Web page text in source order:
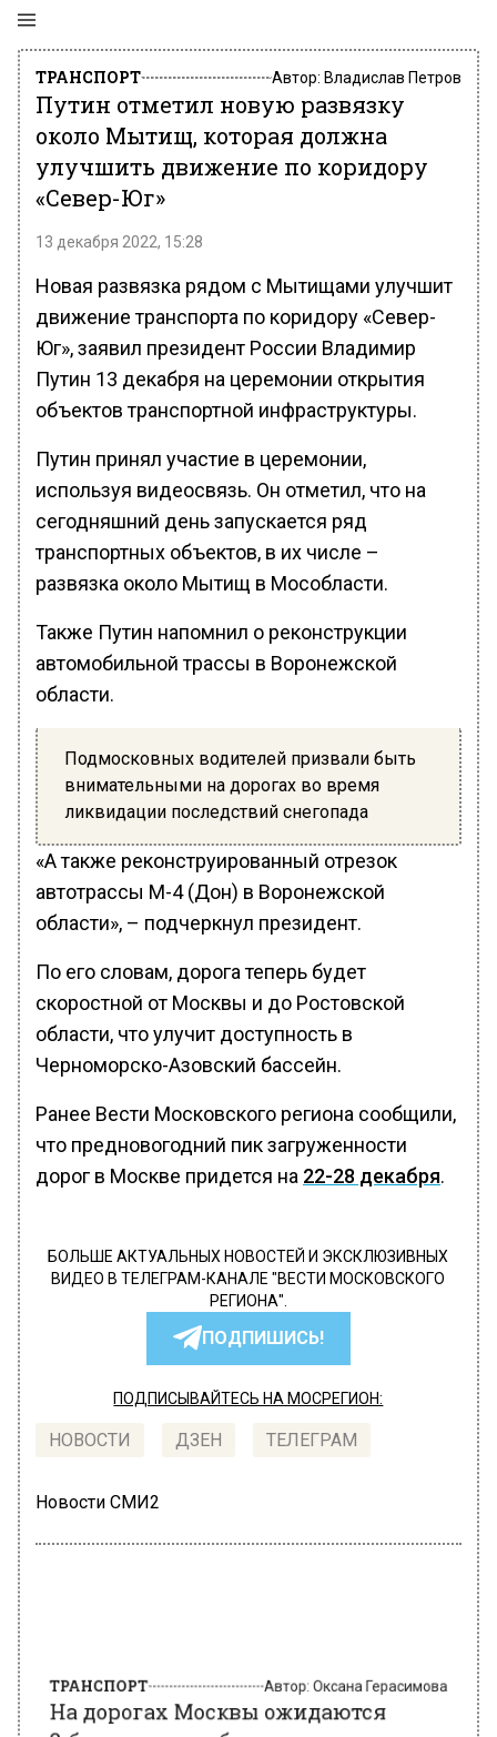
ТРАНСПОРТ Автор: Владислав Петров
Путин отметил новую развязку
около Мытищ, которая должна
улучшить движение по коридору
«Север-Юг»
13 декабря 2022, 15:28
Новая развязка рядом с Мытищами улучшит
движение транспорта по коридору «Север-
Юг», заявил президент России Владимир
Путин 13 декабря на церемонии открытия
объектов транспортной инфраструктуры.
Путин принял участие в церемонии,
используя видеосвязь. Он отметил, что на
сегодняшний день запускается ряд
транспортных объектов, в их числе –
развязка около Мытищ в Мособласти.
Также Путин напомнил о реконструкции
автомобильной трассы в Воронежской
области.
Подмосковных водителей призвали быть
внимательными на дорогах во время
ликвидации последствий снегопада
«А также реконструированный отрезок
автотрассы М-4 (Дон) в Воронежской
области», – подчеркнул президент.
По его словам, дорога теперь будет
скоростной от Москвы и до Ростовской
области, что улучит доступность в
Черноморско-Азовский бассейн.
Ранее Вести Московского региона сообщили,
что предновогодний пик загруженности
дорог в Москве придется на 22-28 декабря.
БОЛЬШЕ АКТУАЛЬНЫХ НОВОСТЕЙ И ЭКСКЛЮЗИВНЫХ
ВИДЕО В ТЕЛЕГРАМ-КАНАЛЕ "ВЕСТИ МОСКОВСКОГО
РЕГИОНА".
ПОДПИШИСЬ!
ПОДПИСЫВАЙТЕСЬ НА МОСРЕГИОН:
НОВОСТИ ДЗЕН ТЕЛЕГРАМ
Новости СМИ2
8‑балльные пробки
13 декабря 2022, 12:54